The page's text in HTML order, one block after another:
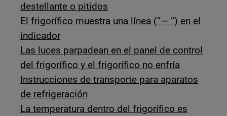
destellante o pitidos
El frigorífico muestra una línea (“— “) en el
indicador
Las luces parpadean en el panel de control
del frigorífico y el frigorífico no enfría
Instrucciones de transporte para aparatos
de refrigeración
La temperatura dentro del frigorífico es